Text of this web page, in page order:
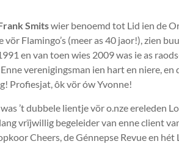
Smitswier benoemd tot Lid ien de
vör Flamingo’s (meer as 40 jaor!), zien
en van toen wies 2009 was ie as
verenigingsman ien hart en niere,
Profiesjat, ôk vör ów Yvonne!
’t dubbele lientje vör o.nze ereleden
vrïjwillig begeleider van enne client
Cheers, de Génnepse Revue en hét